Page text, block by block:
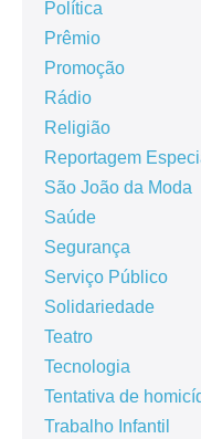
Política
Prêmio
Promoção
Rádio
Religião
Reportagem
São João da Moda
Saúde
Segurança
Serviço Público
Solidariedade
Teatro
Tecnologia
Tentativa de
Trabalho Infantil